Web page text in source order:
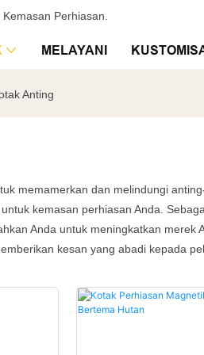
Perhiasan.
MELAYANI
Anting
memamerkan dan melindungi
kemasan perhiasan Anda.
Anda untuk meningkatkan
kesan yang abadi kepada